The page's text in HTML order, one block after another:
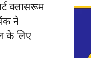
क्लासरूम
ने
के लिए